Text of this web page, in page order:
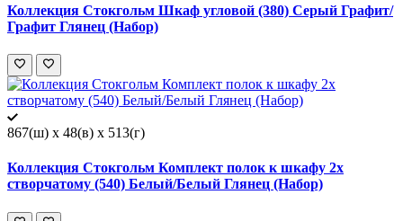
Коллекция Стокгольм Шкаф угловой (380) Серый Графит/
Графит Глянец (Набор)
867(ш) x 48(в) x 513(г)
Коллекция Стокгольм Комплект полок к шкафу 2х
створчатому (540) Белый/Белый Глянец (Набор)